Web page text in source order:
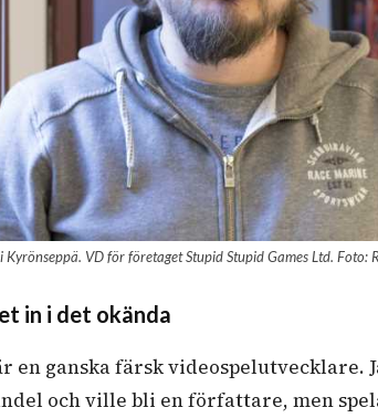
Kyrönseppä. VD för företaget Stupid Stupid Games Ltd. Foto:
in i det okända
en ganska färsk videospelutvecklare.
och ville bli en författare, men